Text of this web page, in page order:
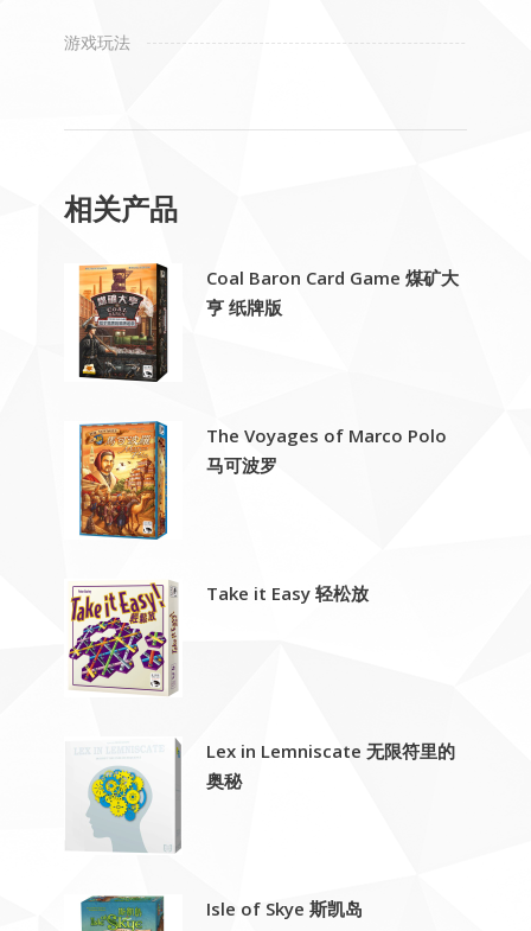
游戏玩法
相关产品
Coal Baron Card Game 煤矿大
亨 纸牌版
The Voyages of Marco Polo
马可波罗
Take it Easy 轻松放
Lex in Lemniscate 无限符里的
奥秘
Isle of Skye 斯凯岛